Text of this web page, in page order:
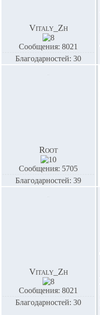
Vitaly_Zh
Сообщения: 8021
Благодарностей: 30
Root
Сообщения: 5705
Благодарностей: 39
Vitaly_Zh
Сообщения: 8021
Благодарностей: 30